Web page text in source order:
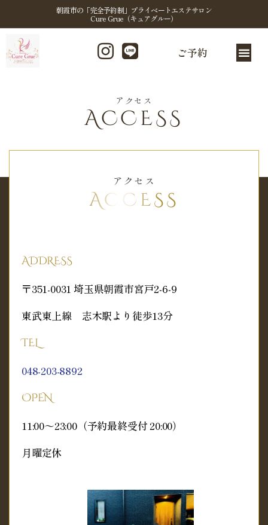
朝霞市の「完全予約制」プライベートエステサロン
Cure Grue（キュアグルー）
ご予約
アクセス
ACCESS
アクセス
ACCESS
ADDRESS
〒351-0031 埼玉県朝霞市宮戸2‐6‐9
東武東上線 志木駅より徒歩13分
TEL
048-203-8892
OPEN
11:00～23:00（予約最終受付 20:00）
月曜定休